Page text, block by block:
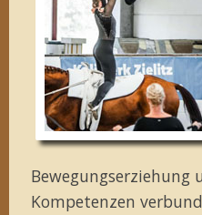
Bewegungserziehung
Kompetenzen